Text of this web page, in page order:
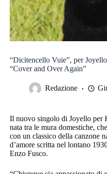
“Dicitencello Vuie”, per
“Cover and Over Again”
Redazione
Il nuovo singolo di Joyello per
nata tra le mura domestiche,
con un classico della canzone
d’amore scritta nel lontano
Enzo Fusco.